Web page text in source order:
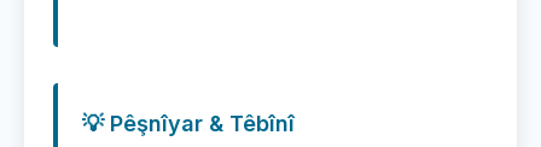
💡 Pêşnîyar & Têbînî